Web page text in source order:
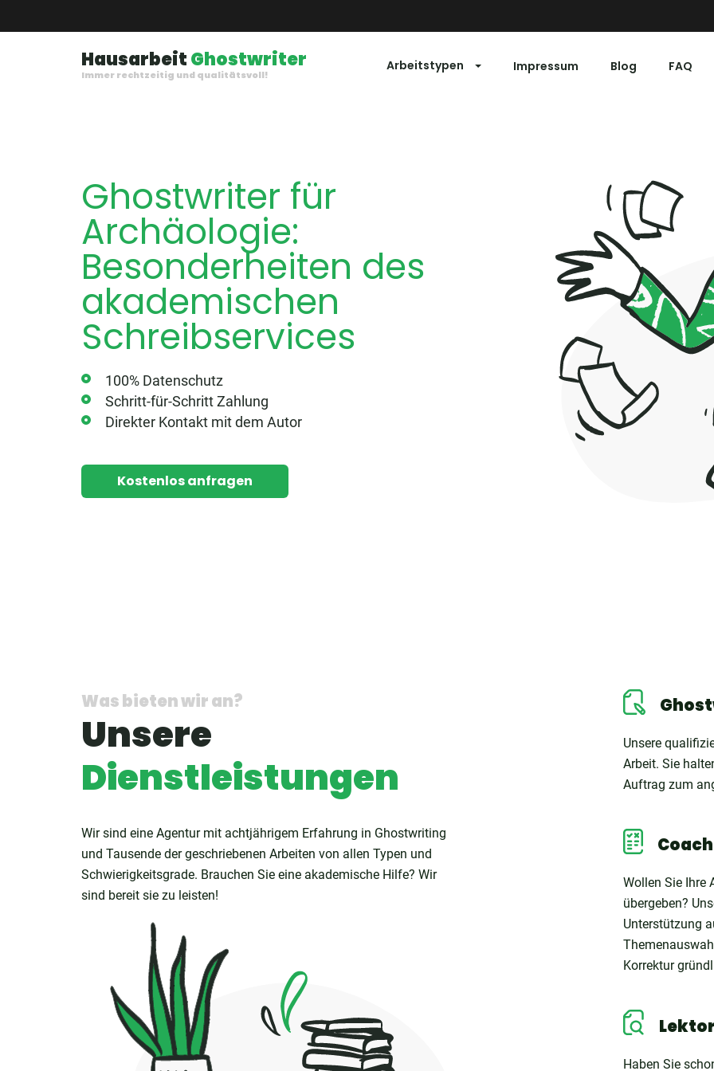
HausarbeitGhostwriter
Immer rechtzeitig und qualitätsvoll!
Arbeitstypen Impressum Blog FAQ
Ghostwriter für
Archäologie:
Besonderheiten des
akademischen
Schreibservices
100% Datenschutz
Schritt-für-Schritt Zahlung
Direkter Kontakt mit dem Autor
Kostenlos anfragen
Was bieten wir an?
Unsere
Dienstleistungen
Wir sind eine Agentur mit achtjährigem Erfahrung in Ghostwriting
und Tausende der geschriebenen Arbeiten von allen Typen und
Schwierigkeitsgrade. Brauchen Sie eine akademische Hilfe? Wir
sind bereit sie zu leisten!
Unsere
Arbeit. Sie
Auftrag zum
Wollen Sie Ihre
übergeben?
Unterstützung
Korrektur
Haben Sie